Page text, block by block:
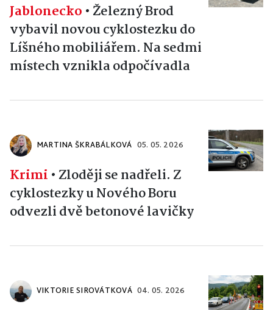
Jablonecko • Železný Brod
vybavil novou cyklostezku do
Líšného mobiliářem. Na sedmi
místech vznikla odpočívadla
MARTINA ŠKRABÁLKOVÁ 05. 05. 2026
Krimi • Zloději se nadřeli. Z
cyklostezky u Nového Boru
odvezli dvě betonové lavičky
VIKTORIE SIROVÁTKOVÁ 04. 05. 2026